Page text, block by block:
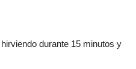
durante 15 minutos y